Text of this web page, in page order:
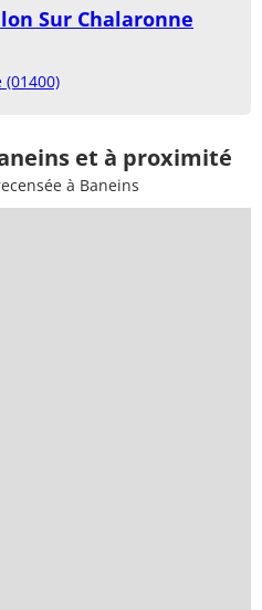
Sur Chalaronne
et à proximité
à Baneins